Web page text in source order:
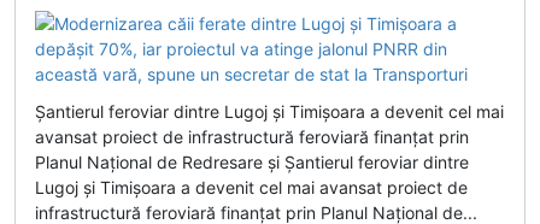
Șantierul feroviar dintre Lugoj și Timișoara a devenit cel mai
avansat proiect de infrastructură feroviară finanțat prin
Planul Național de Redresare și Șantierul feroviar dintre
Lugoj și Timișoara a devenit cel mai avansat proiect de
infrastructură feroviară finanțat prin Planul Național de...